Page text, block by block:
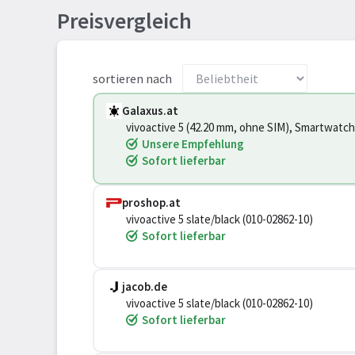
Preisvergleich
sortieren nach
Galaxus.at
vivoactive 5 (42.20 mm, ohne SIM), Smartwatch
Unsere Empfehlung
Sofort lieferbar
proshop.at
vivoactive 5 slate/black (010-02862-10)
Sofort lieferbar
jacob.de
vivoactive 5 slate/black (010-02862-10)
Sofort lieferbar